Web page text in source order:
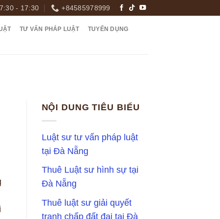
- 17:30 +84585978999
TƯ VẤN PHÁP LUẬT TUYỂN DỤNG
NỘI DUNG TIÊU BIỂU
Luật sư tư vấn pháp luật
tại Đà Nẵng
Thuê Luật sư hình sự tại
Đà Nẵng
Thuê luật sư giải quyết
tranh chấp đất đai tại Đà